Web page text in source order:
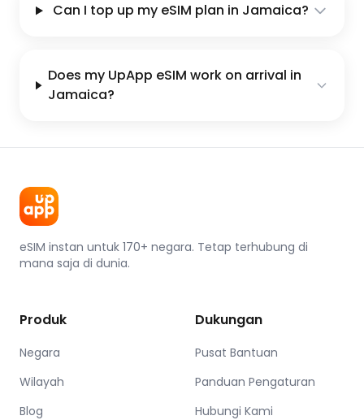
Can I top up my eSIM plan in Jamaica?
Does my UpApp eSIM work on arrival in
Jamaica?
eSIM instan untuk 170+ negara. Tetap terhubung di
mana saja di dunia.
Produk
Negara
Wilayah
Blog
Dukungan
Pusat Bantuan
Panduan Pengaturan
Hubungi Kami